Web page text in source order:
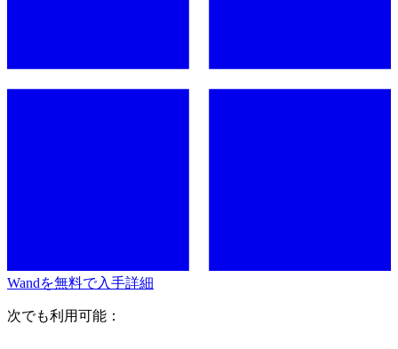
Wandを無料で入手詳細
次でも利用可能：